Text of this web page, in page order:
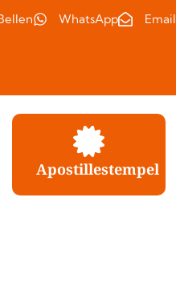
WhatsApp Email
Apostillestempel